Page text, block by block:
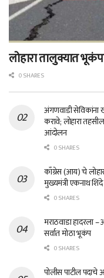
लोहारा तालुक्यात
0 SHARES
अंगणवाडी सेविकांना
करावे; लोहारा
आंदोलन
0 SHARES
काँग्रेस (आय) चे
मुख्यमंत्री एकनाथ
0 SHARES
मराठवाडा हादरला
सर्वात मोठा भूकंप
0 SHARES
पोलीस पाटील पदाचे